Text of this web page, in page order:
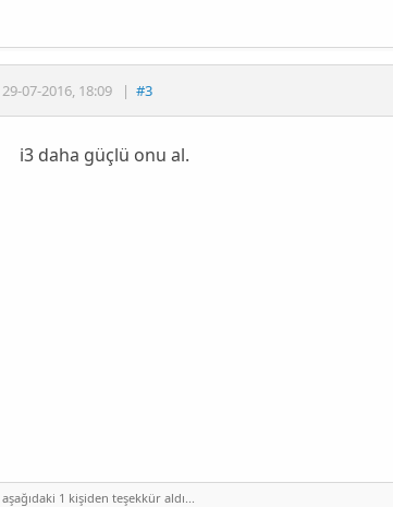
29-07-2016, 18:09 | #3
i3 daha güçlü onu al.
1 kişiden teşekkür aldı...